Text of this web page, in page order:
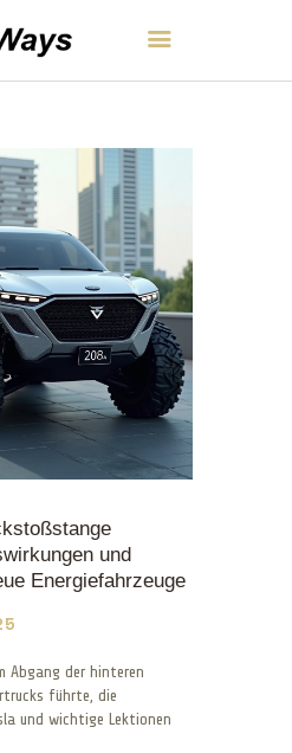
und
Energiefahrzeuge
Abgang der hinteren
führte, die
und wichtige Lektionen